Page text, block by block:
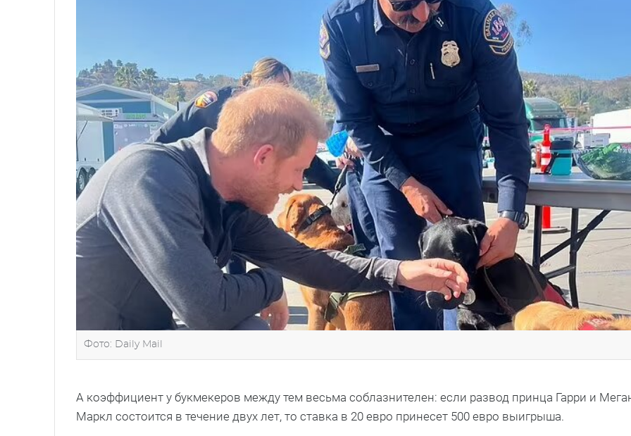
Фото: Daily Mail
А коэффициент у букмекеров между тем весьма соблазнителен: если развод принца Гарри и
Маркл состоится в течение двух лет, то ставка в 20 евро принесет 500 евро выигрыша.